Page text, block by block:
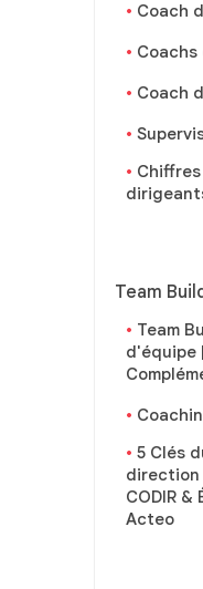
Coach
Coach
Team
Team
d'équipe
5 Clés
direction
CODIR
Acteo